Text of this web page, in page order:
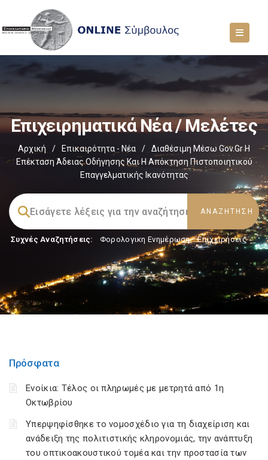
Επιχειρηματικά Νέα / Μελέτες
Αρχική / Επικαιρότητα - Νέα /
Διαθέσιμη Μέσω Gov.gr Η
Επέκταση Άδειας Οδήγησης Και Η Απόκτηση Πιστοποιητικού
Επαγγελματικής Ικανότητας
Συχνές Αναζητήσεις: Φορολογικη Ενημέρωση, Επιχειρήσεις
Πρόσφατα
Ενοίκια: Τέλος οι πληρωμές με μετρητά από 1η
Οκτωβρίου
Υπερψηφίσθηκε το νομοσχέδιο για τη διαχείριση και
ανάδειξη της πολιτιστικής κληρονομιάς, την ανάπτυξη
του οπτικοακουστικού τομέα και την προστασία των